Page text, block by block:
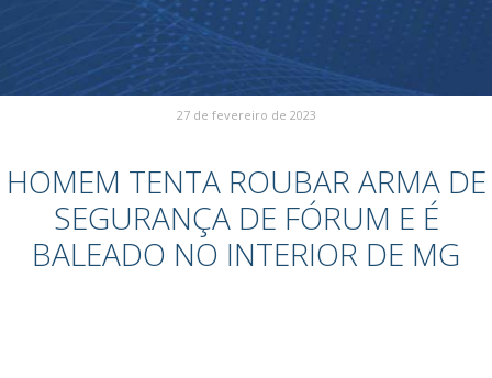
27 de fevereiro de 2023
HOMEM TENTA ROUBAR ARMA DE
SEGURANÇA DE FÓRUM E É
BALEADO NO INTERIOR DE MG